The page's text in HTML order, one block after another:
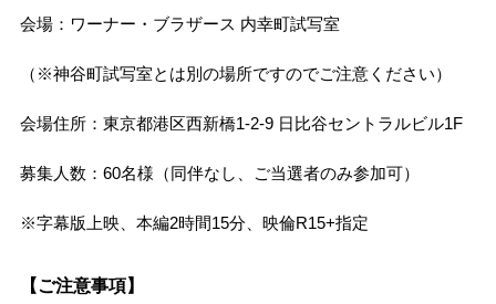
会場：ワーナー・ブラザース 内幸町試写室
（※神谷町試写室とは別の場所ですのでご注意ください）
会場住所：東京都港区西新橋1-2-9 日比谷セントラルビル1F
募集人数：60名様（同伴なし、ご当選者のみ参加可）
※字幕版上映、本編2時間15分、映倫R15+指定
【ご注意事項】